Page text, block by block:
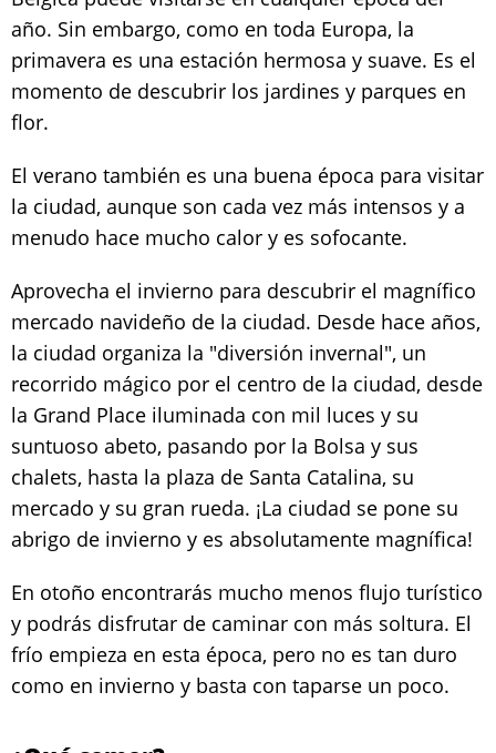
año. Sin embargo, como en toda Europa, la
primavera es una estación hermosa y suave. Es el
momento de descubrir los jardines y parques en
flor.
El verano también es una buena época para visitar
la ciudad, aunque son cada vez más intensos y a
menudo hace mucho calor y es sofocante.
Aprovecha el invierno para descubrir el magnífico
mercado navideño de la ciudad. Desde hace años,
la ciudad organiza la "diversión invernal", un
recorrido mágico por el centro de la ciudad, desde
la Grand Place iluminada con mil luces y su
suntuoso abeto, pasando por la Bolsa y sus
chalets, hasta la plaza de Santa Catalina, su
mercado y su gran rueda. ¡La ciudad se pone su
abrigo de invierno y es absolutamente magnífica!
En otoño encontrarás mucho menos flujo turístico
y podrás disfrutar de caminar con más soltura. El
frío empieza en esta época, pero no es tan duro
como en invierno y basta con taparse un poco.